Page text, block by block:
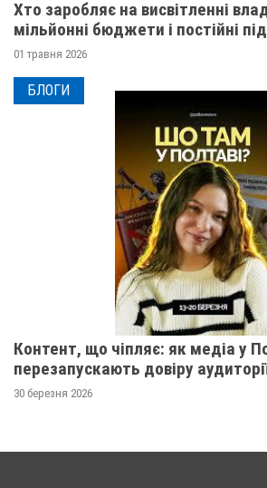
Хто заробляє на висвітленні
мільйонні бюджети і постійні
01 травня 2026
БЛОГИ
Контент, що чіпляє: як медіа у
перезапускають довіру
30 березня 2026